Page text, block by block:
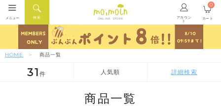
ONLINE STORE アカウン
ト
検索
メニュー カート
0
HOME 商品一覧
人気順
新着順
価格が安い順
31 件 詳細検索
商品一覧